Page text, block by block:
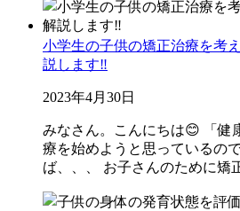
小学生の子供の矯正治療を考
説します‼️
2023年4月30日
みなさん。こんにちは😊 「健
療を始めようと思っているの
ば、、、 お子さんのために